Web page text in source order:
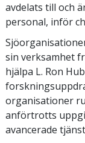
avdelats till och
personal, inför
sin verksamhet
hjälpa L. Ron
organisationer
anförtrotts
avancerade